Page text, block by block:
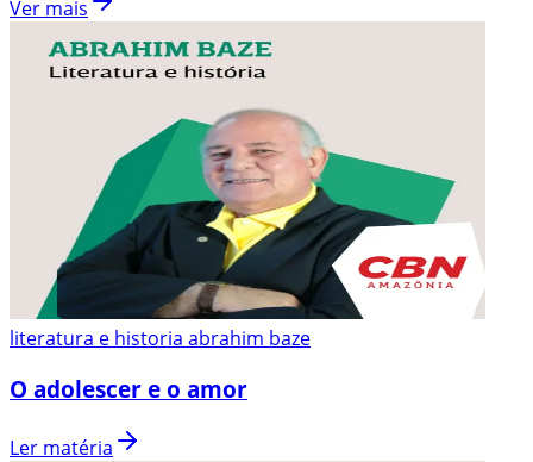
Ver mais
literatura e historia abrahim baze
O adolescer e o amor
Ler matéria